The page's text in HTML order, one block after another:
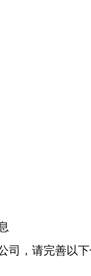
司，请完善以